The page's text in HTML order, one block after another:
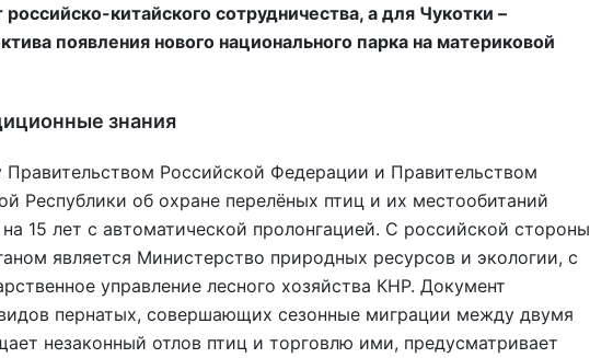
китайского сотрудничества, а для Чукотки –
появления нового национального парка на материковой
знания
Российской Федерации и Правительством
Республики об охране перелёных птиц и их местообитаний
15 лет с автоматической пролонгацией. С российской стороны
является Министерство природных ресурсов и экологии, с
управление лесного хозяйства КНР. Документ
пернатых, совершающих сезонные миграции между двумя
незаконный отлов птиц и торговлю ими, предусматривает